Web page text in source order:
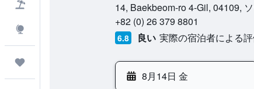
14, Baekbeom-ro 4-Gil, 04109,
+82 (0) 26 379 8801
6.8 良い 実際の宿泊者による
8月14日 金